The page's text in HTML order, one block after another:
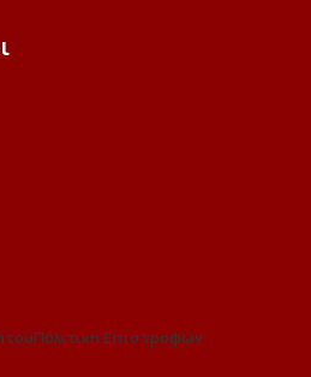
Πολιτική Επιστροφών